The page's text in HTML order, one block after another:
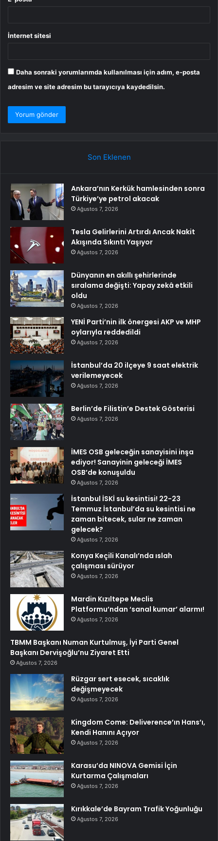
İnternet sitesi
Daha sonraki yorumlarımda kullanılması için adım, e-posta
adresim ve site adresim bu tarayıcıya kaydedilsin.
Son Eklenen
Ankara’nın Kerkük hamlesinden sonra
Türkiye’ye petrol akacak
Ağustos 7, 2026
Tesla Gelirlerini Artırdı Ancak Nakit
Akışında Sıkıntı Yaşıyor
Ağustos 7, 2026
Dünyanın en akıllı şehirlerinde
sıralama değişti: Yapay zekâ etkili
oldu
Ağustos 7, 2026
YENİ Parti’nin ilk önergesi AKP ve MHP
oylarıyla reddedildi
Ağustos 7, 2026
İstanbul’da 20 ilçeye 9 saat elektrik
verilemeyecek
Ağustos 7, 2026
Berlin’de Filistin’e Destek Gösterisi
Ağustos 7, 2026
İMES OSB geleceğin sanayisini inşa
ediyor! Sanayinin geleceği İMES
OSB’de konuşuldu
Ağustos 7, 2026
İstanbul İSKİ su kesintisi! 22-23
Temmuz İstanbul’da su kesintisi ne
zaman bitecek, sular ne zaman
gelecek?
Ağustos 7, 2026
Konya Keçili Kanalı’nda ıslah
çalışması sürüyor
Ağustos 7, 2026
Mardin Kızıltepe Meclis
Platformu’ndan ‘sanal kumar’ alarmı!
Ağustos 7, 2026
TBMM Başkanı Numan Kurtulmuş, İyi Parti Genel
Başkanı Dervişoğlu’nu Ziyaret Etti
Ağustos 7, 2026
Rüzgar sert esecek, sıcaklık
değişmeyecek
Ağustos 7, 2026
Kingdom Come: Deliverence’ın Hans’ı,
Kendi Hanını Açıyor
Ağustos 7, 2026
Karasu’da NINOVA Gemisi İçin
Kurtarma Çalışmaları
Ağustos 7, 2026
Kırıkkale’de Bayram Trafik Yoğunluğu
Ağustos 7, 2026